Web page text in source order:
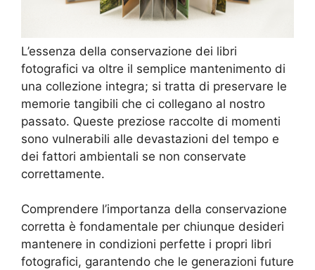
L’essenza della conservazione dei libri
fotografici va oltre il semplice mantenimento di
una collezione integra; si tratta di preservare le
memorie tangibili che ci collegano al nostro
passato. Queste preziose raccolte di momenti
sono vulnerabili alle devastazioni del tempo e
dei fattori ambientali se non conservate
correttamente.
Comprendere l’importanza della conservazione
corretta è fondamentale per chiunque desideri
mantenere in condizioni perfette i propri libri
fotografici, garantendo che le generazioni future